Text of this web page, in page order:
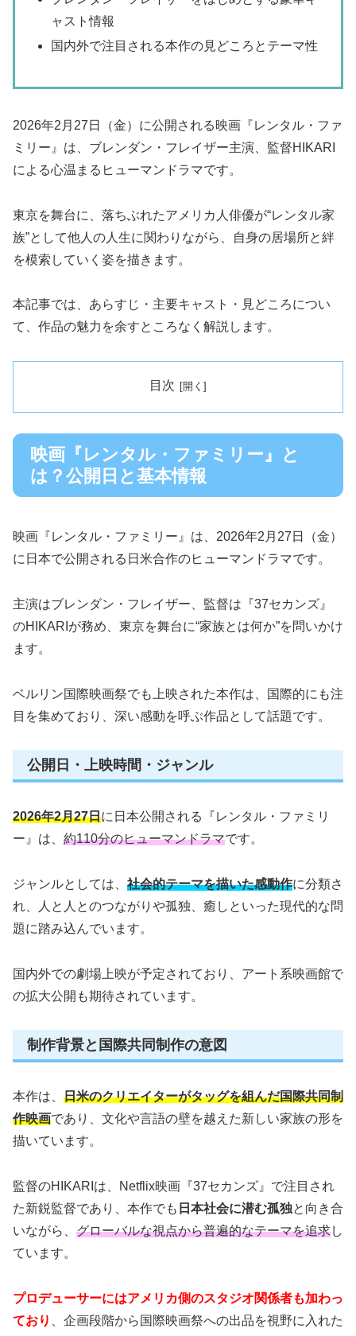
ャスト情報
国内外で注目される本作の見どころとテーマ性
2026年2月27日（金）に公開される映画『レンタル・ファ
ミリー』は、ブレンダン・フレイザー主演、監督HIKARI
による心温まるヒューマンドラマです。
東京を舞台に、落ちぶれたアメリカ人俳優が“レンタル家
族”として他人の人生に関わりながら、自身の居場所と絆
を模索していく姿を描きます。
本記事では、あらすじ・主要キャスト・見どころについ
て、作品の魅力を余すところなく解説します。
目次
映画『レンタル・ファミリー』と
は？公開日と基本情報
映画『レンタル・ファミリー』は、2026年2月27日（金）
に日本で公開される日米合作のヒューマンドラマです。
主演はブレンダン・フレイザー、監督は『37セカンズ』
のHIKARIが務め、東京を舞台に“家族とは何か”を問いかけ
ます。
ベルリン国際映画祭でも上映された本作は、国際的にも注
目を集めており、深い感動を呼ぶ作品として話題です。
公開日・上映時間・ジャンル
2026年2月27日に日本公開される『レンタル・ファミリ
ー』は、 約110分のヒューマンドラマです。
ジャンルとしては、 社会的テーマを描いた感動作に分類さ
れ、人と人とのつながりや孤独、癒しといった現代的な問
題に踏み込んでいます。
国内外での劇場上映が予定されており、アート系映画館で
の拡大公開も期待されています。
制作背景と国際共同制作の意図
本作は、 日米のクリエイターがタッグを組んだ国際共同制
作映画であり、文化や言語の壁を越えた新しい家族の形を
描いています。
監督のHIKARIは、Netflix映画『37セカンズ』で注目され
た新鋭監督であり、本作でも 日本社会に潜む孤独と向き合
いながら、 グローバルな視点から普遍的なテーマを追求し
ています。
プロデューサーにはアメリカ側のスタジオ関係者も加わっ
ており
、企画段階から国際映画祭への出品を視野に入れた